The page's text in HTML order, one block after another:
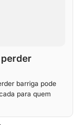
barriga pode
para quem